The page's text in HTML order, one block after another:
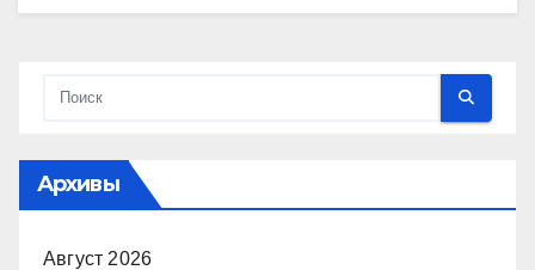
Архивы
Август 2026